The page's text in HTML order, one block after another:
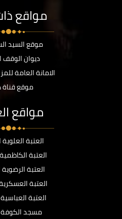
مواقع
موقع السيد
ديوان
الامانة العامة
موقع قناة
مواقع
العتبة
العتبة
العتبة
العتبة
العتبة
مسجد